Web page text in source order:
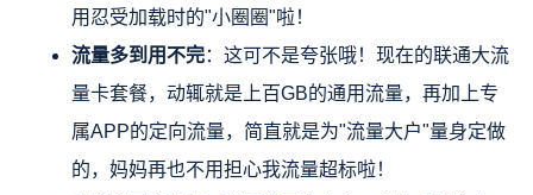
用忍受加载时的"小圈圈"啦！
流量多到用不完：这可不是夸张哦！现在的联通大流
量卡套餐，动辄就是上百GB的通用流量，再加上专
属APP的定向流量，简直就是为"流量大户"量身定做
的，妈妈再也不用担心我流量超标啦！